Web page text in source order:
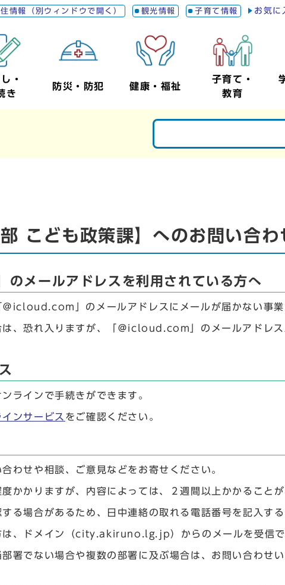
情報（別ウィンドウで開く） 観光情報 子育て情報 お気に
・
き
防災・防犯 健康・福祉
子育て・
教育
部 こども政策課】へのお問い合わ
メールアドレスを利用されている方へ
icloud.com」のメールアドレスにメールが届かない事業
は、恐れ入りますが、「＠icloud.com」のメールアドレ
ラインで手続きができます。
ンサービス をご確認ください。
わせや相談、ご意見などをお寄せください。
かかりますが、内容によっては、２週間以上かかること
る場合があるため、日中連絡の取れる電話番号を記入す
は、ドメイン（city.akiruno.lg.jp）からのメールを受信で
署でない場合や複数の部署に及ぶ場合は、お問い合わせ